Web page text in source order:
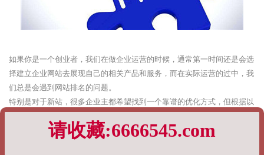
如果你是一个创业者，我们在做企业运营的时候，通常第一时间还是会选
择建立企业网站去展现自己的相关产品和服务，而在实际运营的过中，我
们总是会遇到网站排名的问题。
特别是对于新站，很多企业主都希望找到一个靠谱的优化方式，但根据以
都完全基于企业主的需求。